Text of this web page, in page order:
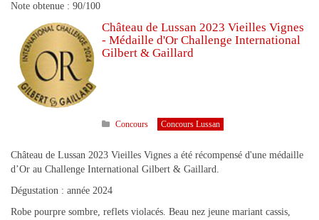
Note obtenue : 90/100
Château de Lussan 2023 Vieilles Vignes
- Médaille d'Or Challenge International
Gilbert & Gaillard
Concours Concours Lussan
Château de Lussan 2023 Vieilles Vignes a été récompensé d'une médaille
d’Or au Challenge International Gilbert & Gaillard.
Dégustation : année 2024
Robe pourpre sombre, reflets violacés. Beau nez jeune mariant cassis,